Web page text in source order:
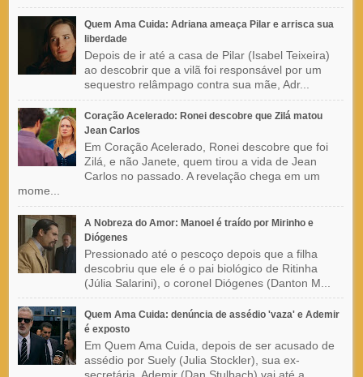
Quem Ama Cuida: Adriana ameaça Pilar e arrisca sua
liberdade
Depois de ir até a casa de Pilar (Isabel Teixeira)
ao descobrir que a vilã foi responsável por um
sequestro relâmpago contra sua mãe, Adr...
Coração Acelerado: Ronei descobre que Zilá matou
Jean Carlos
Em Coração Acelerado, Ronei descobre que foi
Zilá, e não Janete, quem tirou a vida de Jean
Carlos no passado. A revelação chega em um
mome...
A Nobreza do Amor: Manoel é traído por Mirinho e
Diógenes
Pressionado até o pescoço depois que a filha
descobriu que ele é o pai biológico de Ritinha
(Júlia Salarini), o coronel Diógenes (Danton M...
Quem Ama Cuida: denúncia de assédio 'vaza' e Ademir
é exposto
Em Quem Ama Cuida, depois de ser acusado de
assédio por Suely (Julia Stockler), sua ex-